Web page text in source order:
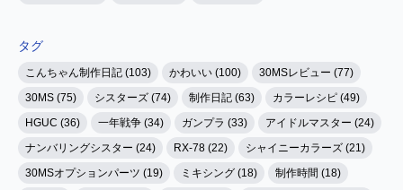
タグ
こんちゃん制作日記 (103) かわいい (100)
30MSレビュー (77)
30MS (75)
シスターズ (74) 制作日記 (63)
カラーレシピ (49)
HGUC (36)
一年戦争 (34) ガンプラ (33)
アイドルマスター (24)
ナンバリングシスター (24)
RX-78 (22)
シャイニーカラーズ (21)
30MSオプションパーツ (19)
ミキシング (18)
制作時間 (18)